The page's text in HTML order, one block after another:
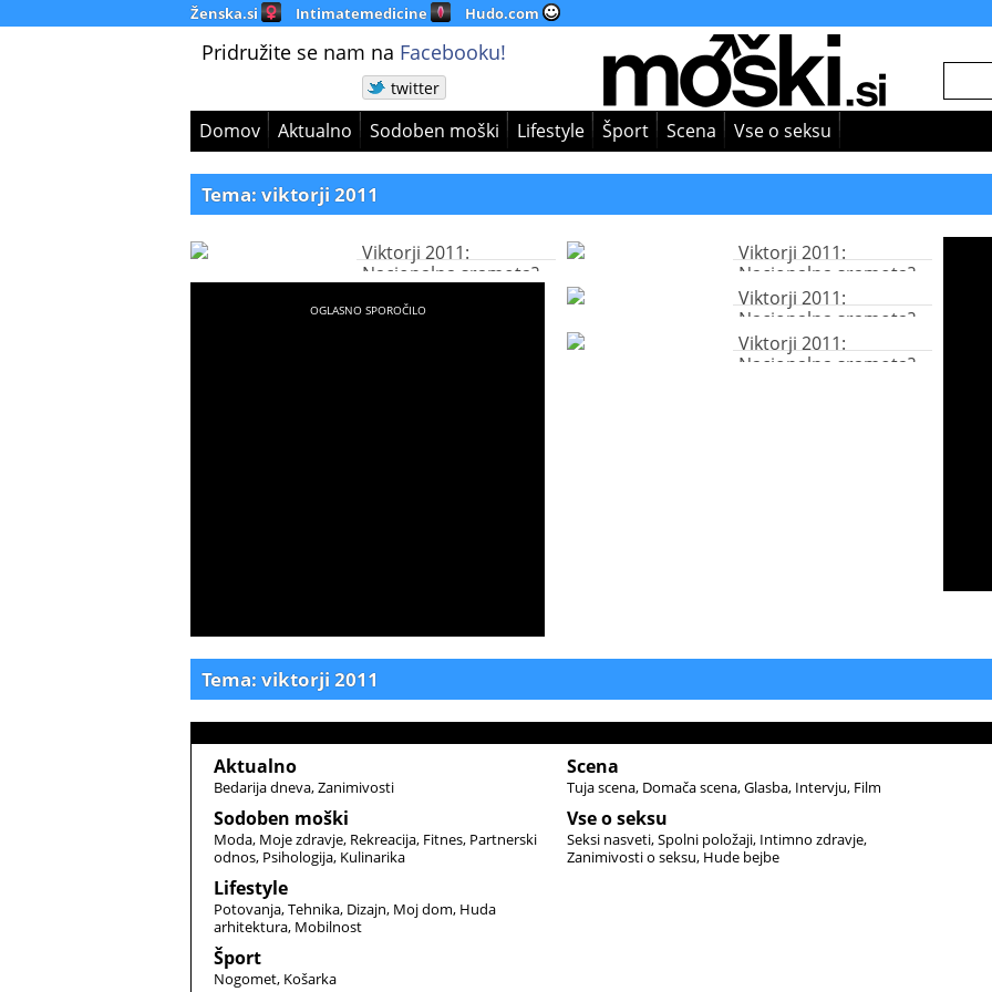
Ženska.si Intimatemedicine Hudo.com
Pridružite se nam na Facebooku!
twitter
Domov Aktualno Sodoben moški Lifestyle Šport Scena Vse o seksu
Tema: viktorji 2011
Viktorji 2011:
Nacionalna sramota?
Viktorji 2011:
Nacionalna sramota?
Viktorji 2011:
Nacionalna sramota?
Viktorji 2011:
Nacionalna sramota?
Tema: viktorji 2011
Aktualno
Bedarija dneva Zanimivosti
Sodoben moški
Moda Moje zdravje Rekreacija Fitnes Partnerski
odnos Psihologija Kulinarika
Lifestyle
Potovanja Tehnika Dizajn Moj dom Huda
arhitektura Mobilnost
Šport
Nogomet Košarka
Scena
Tuja scena Domača scena Glasba Intervju Film
Vse o seksu
Seksi nasveti Spolni položaji Intimno zdravje
Zanimivosti o seksu Hude bejbe